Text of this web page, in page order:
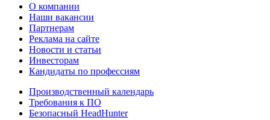
О компании
Наши вакансии
Партнерам
Реклама на сайте
Новости и статьи
Инвесторам
Кандидаты по профессиям
Производственный календарь
Требования к ПО
Безопасный HeadHunter